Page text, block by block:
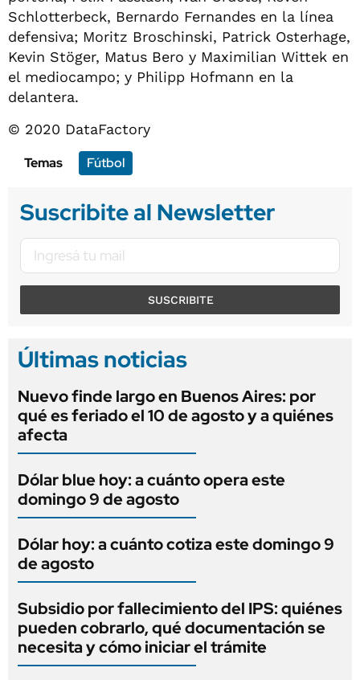
Schlotterbeck, Bernardo Fernandes en la línea
defensiva; Moritz Broschinski, Patrick Osterhage,
Kevin Stöger, Matus Bero y Maximilian Wittek en
el mediocampo; y Philipp Hofmann en la
delantera.
© 2020 DataFactory
Temas
Fútbol
Suscribite al Newsletter
SUSCRIBITE
Últimas noticias
Nuevo finde largo en Buenos Aires: por
qué es feriado el 10 de agosto y a quiénes
afecta
Dólar blue hoy: a cuánto opera este
domingo 9 de agosto
Dólar hoy: a cuánto cotiza este domingo 9
de agosto
Subsidio por fallecimiento del IPS: quiénes
pueden cobrarlo, qué documentación se
necesita y cómo iniciar el trámite